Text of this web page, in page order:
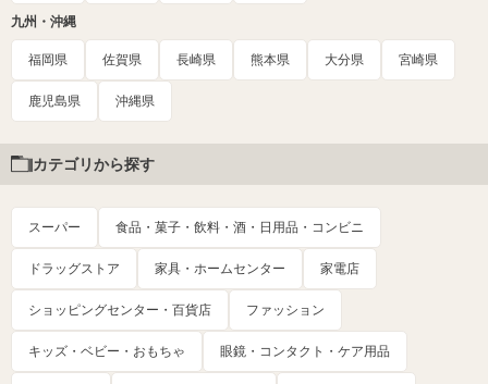
九州・沖縄
福岡県 佐賀県 長崎県 熊本県 大分県 宮崎県
鹿児島県 沖縄県
カテゴリから探す
スーパー 食品・菓子・飲料・酒・日用品・コンビニ
ドラッグストア 家具・ホームセンター 家電店
ショッピングセンター・百貨店 ファッション
キッズ・ベビー・おもちゃ 眼鏡・コンタクト・ケア用品